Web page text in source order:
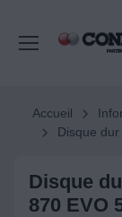
Accueil
Disque dur
Disque
870 EVO